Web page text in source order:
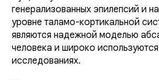
генерализованных эпилепсий и
уровне таламо-кортикальной
являются надежной моделью
человека и широко
исследованиях.